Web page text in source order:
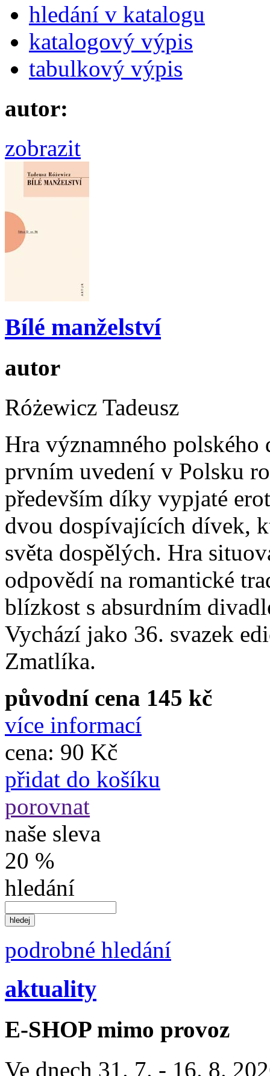
hledání v katalogu
katalogový výpis
tabulkový výpis
autor:
zobrazit
Bílé manželství
autor
Różewicz Tadeusz
Hra významného
prvním uvedení v Polsku
především díky vypjaté
dvou dospívajících dívek,
světa dospělých. Hra
odpovědí na romantické
blízkost s absurdním
Vychází jako 36. svazek
Zmatlíka.
původní cena 145 kč
více informací
cena: 90 Kč
přidat do košíku
porovnat
naše sleva
20 %
hledání
podrobné hledání
aktuality
E-SHOP mimo provoz
Ve dnech 31. 7. - 16. 8.